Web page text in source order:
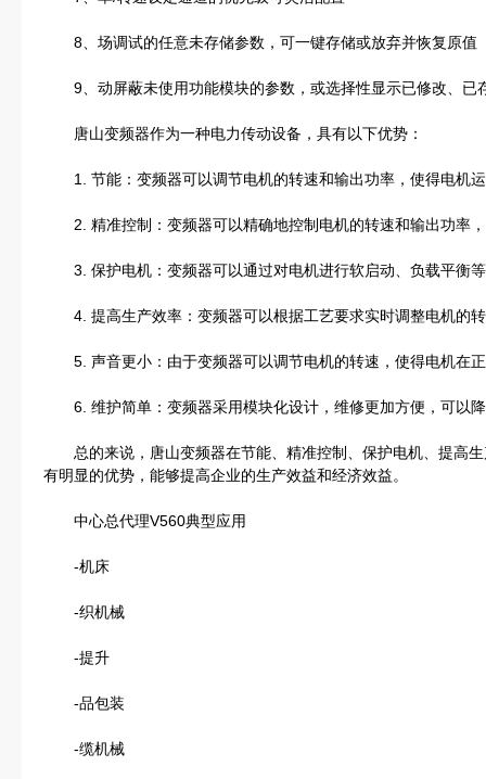
8、场调试的任意未存储参数，可一键存储或放弃并恢复原值
9、动屏蔽未使用功能模块的参数，或选择性显示已修改、已
唐山变频器作为一种电力传动设备，具有以下优势：
1. 节能：变频器可以调节电机的转速和输出功率，使得电机
2. 精准控制：变频器可以精确地控制电机的转速和输出功率
3. 保护电机：变频器可以通过对电机进行软启动、负载平衡
4. 提高生产效率：变频器可以根据工艺要求实时调整电机的
5. 声音更小：由于变频器可以调节电机的转速，使得电机在
6. 维护简单：变频器采用模块化设计，维修更加方便，可以
总的来说，唐山变频器在节能、精准控制、保护电机、提高生
有明显的优势，能够提高企业的生产效益和经济效益。
中心总代理V560典型应用
-机床
-织机械
-提升
-品包装
-缆机械